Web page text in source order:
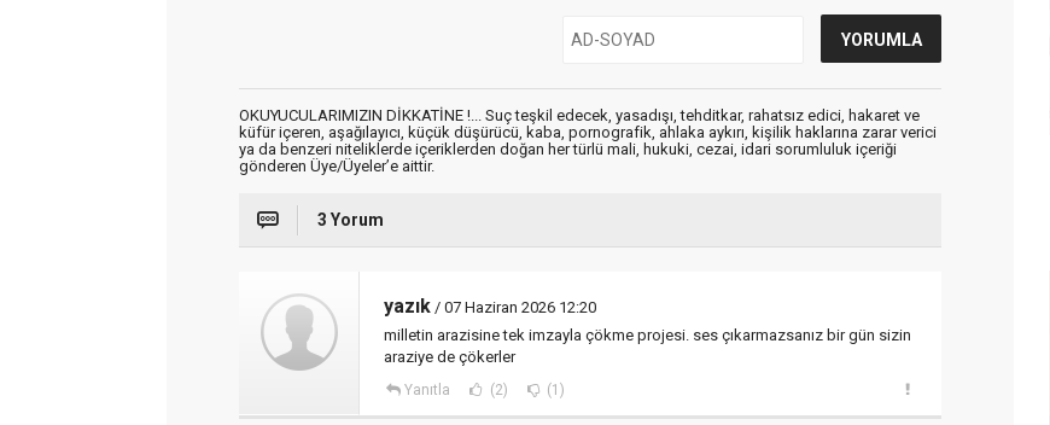
OKUYUCULARIMIZIN DİKKATİNE !... Suç teşkil edecek, yasadışı, tehditkar, rahatsız edici, hakaret ve
küfür içeren, aşağılayıcı, küçük düşürücü, kaba, pornografik, ahlaka aykırı, kişilik haklarına zarar verici
ya da benzeri niteliklerde içeriklerden doğan her türlü mali, hukuki, cezai, idari sorumluluk içeriği
gönderen Üye/Üyeler’e aittir.
3 Yorum
yazık / 07 Haziran 2026 12:20
milletin arazisine tek imzayla çökme projesi. ses çıkarmazsanız bir gün sizin
araziye de çökerler
Yanıtla (2) (1)